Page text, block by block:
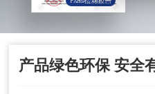
产品绿色环保 安全